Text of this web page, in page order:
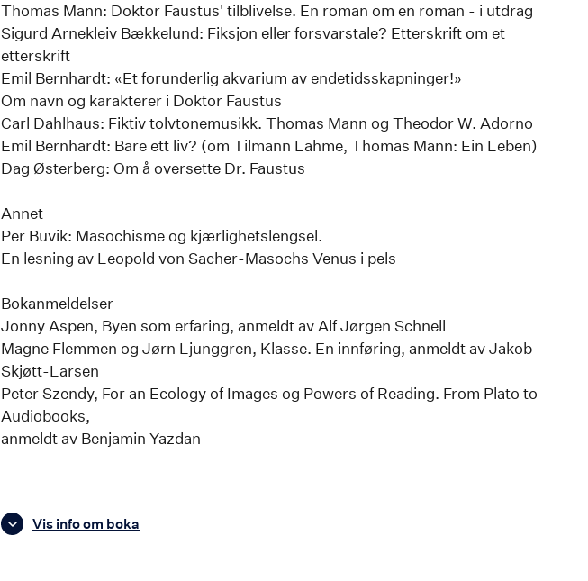
Thomas Mann: Doktor Faustus' tilblivelse. En roman om en roman - i utdrag
Sigurd Arnekleiv Bækkelund: Fiksjon eller forsvarstale? Etterskrift om et
etterskrift
Emil Bernhardt: «Et forunderlig akvarium av endetidsskapninger!»
Om navn og karakterer i Doktor Faustus
Carl Dahlhaus: Fiktiv tolvtonemusikk. Thomas Mann og Theodor W. Adorno
Emil Bernhardt: Bare ett liv? (om Tilmann Lahme, Thomas Mann: Ein Leben)
Dag Østerberg: Om å oversette Dr. Faustus
Annet
Per Buvik: Masochisme og kjærlighetslengsel.
En lesning av Leopold von Sacher-Masochs Venus i pels
Bokanmeldelser
Jonny Aspen, Byen som erfaring, anmeldt av Alf Jørgen Schnell
Magne Flemmen og Jørn Ljunggren, Klasse. En innføring, anmeldt av Jakob
Skjøtt-Larsen
Peter Szendy, For an Ecology of Images og Powers of Reading. From Plato to
Audiobooks,
anmeldt av Benjamin Yazdan
Vis info om boka